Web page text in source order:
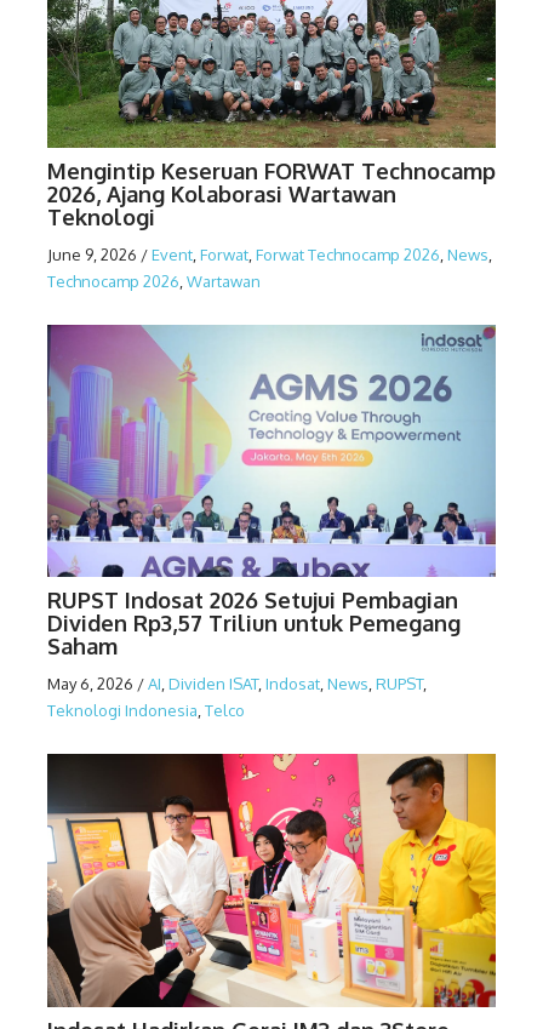
Mengintip Keseruan FORWAT Technocamp
2026, Ajang Kolaborasi Wartawan
Teknologi
June 9, 2026 /Event Forwat Forwat Technocamp 2026 News
Technocamp 2026 Wartawan
RUPST Indosat 2026 Setujui Pembagian
Dividen Rp3,57 Triliun untuk Pemegang
Saham
May 6, 2026 /AI,Dividen ISAT,Indosat,News,RUPST,
Teknologi Indonesia,Telco